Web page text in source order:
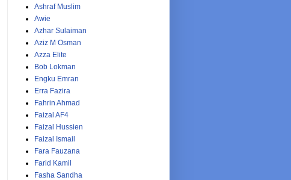
Ashraf Muslim
Awie
Azhar Sulaiman
Aziz M Osman
Azza Elite
Bob Lokman
Engku Emran
Erra Fazira
Fahrin Ahmad
Faizal AF4
Faizal Hussien
Faizal Ismail
Fara Fauzana
Farid Kamil
Fasha Sandha